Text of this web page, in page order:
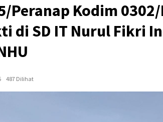
Peranap Kodim
di SD IT Nurul Fikri
487 Dilihat